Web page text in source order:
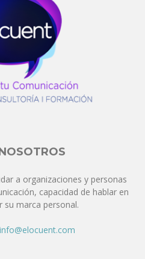
a organizaciones y personas
capacidad de hablar en
su marca personal.
info@elocuent.com